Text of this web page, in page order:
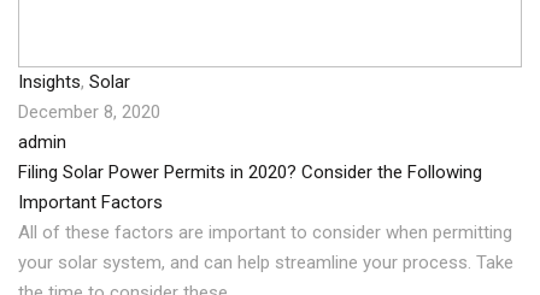
Insights, Solar
December 8, 2020
admin
Filing Solar Power Permits in 2020? Consider the Following
Important Factors
All of these factors are important to consider when permitting
your solar system, and can help streamline your process. Take